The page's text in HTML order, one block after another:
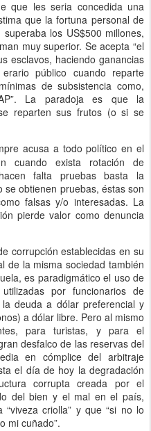
que les seria concedida una
que la fortuna personal de
los US$500 millones,
muy superior. Se acepta “el
esclavos, haciendo ganancias
público cuando reparte
de subsistencia como,
La paradoja es que la
reparten sus frutos (o si se
acusa a todo político en el
cuando exista rotación de
falta pruebas basta la
obtienen pruebas, éstas son
falsas y/o interesadas. La
pierde valor como denuncia
corrupción establecidas en su
de la misma sociedad también
es paradigmático el uso de
por funcionarios de
deuda a dólar preferencial y
a dólar libre. Pero al mismo
para turistas, y para el
desfalco de las reservas del
en cómplice del arbitraje
el día de hoy la degradación
corrupta creada por el
del bien y el mal en el país,
criolla” y que “si no lo
mi cuñado”.